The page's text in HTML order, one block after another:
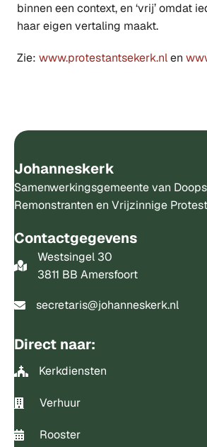
binnen een context, en ‘vrij’ omdat
haar eigen vertaling maakt.
Zie: www.protestantsekerk.nlen
Johanneskerk
Samenwerkingsgemeente van
Remonstranten en Vrijzinnige
Contactgegevens
Westsingel 30
3811 BB Amersfoort
secretaris@johanneskerk.nl
Direct naar:
Kerkdiensten
Verhuur
Rooster